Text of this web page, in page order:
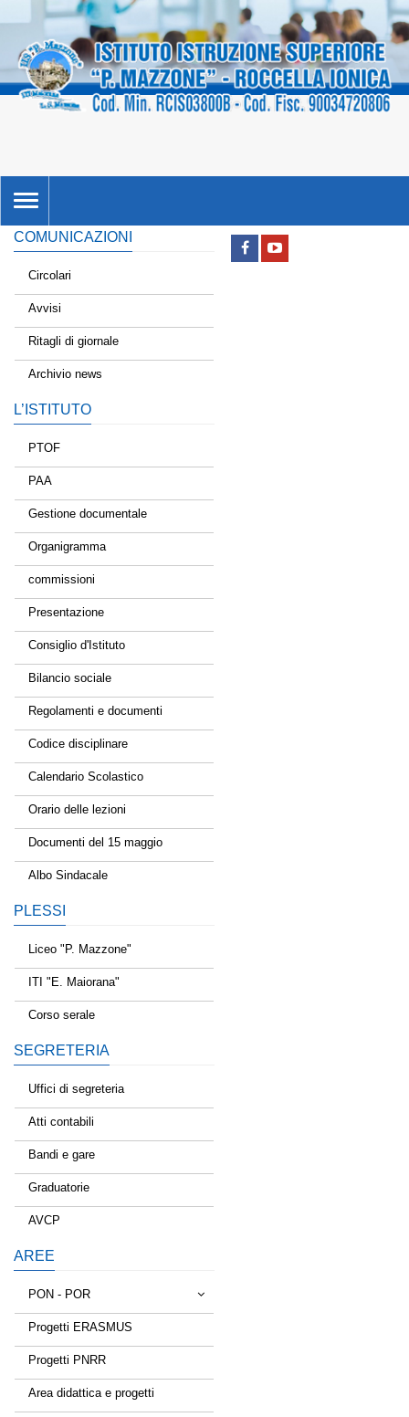
TOGGLE
NAVIGATION
COMUNICAZIONI
Circolari
Avvisi
Ritagli di giornale
Archivio news
L’ISTITUTO
PTOF
PAA
Gestione documentale
Organigramma
commissioni
Presentazione
Consiglio d'Istituto
Bilancio sociale
Regolamenti e documenti
Codice disciplinare
Calendario Scolastico
Orario delle lezioni
Documenti del 15 maggio
Albo Sindacale
PLESSI
Liceo "P. Mazzone"
ITI "E. Maiorana"
Corso serale
SEGRETERIA
Uffici di segreteria
Atti contabili
Bandi e gare
Graduatorie
AVCP
AREE
PON - POR
Tessere la rete
Estate a scuola
Scuola d'estate
Progetti ERASMUS
Progetti PNRR
Area didattica e progetti